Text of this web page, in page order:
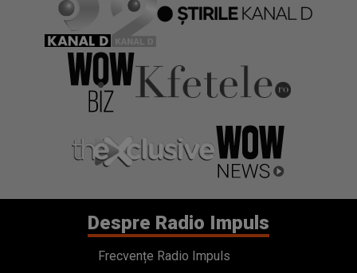
Despre Radio Impuls
Frecvențe Radio Impuls